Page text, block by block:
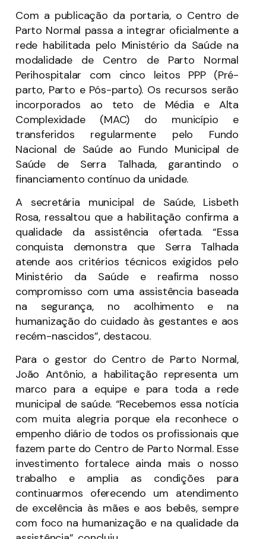
Com a publicação da portaria, o Centro de
Parto Normal passa a integrar oficialmente a
rede habilitada pelo Ministério da Saúde na
modalidade de Centro de Parto Normal
Perihospitalar com cinco leitos PPP (Pré-
parto, Parto e Pós-parto). Os recursos serão
incorporados ao teto de Média e Alta
Complexidade (MAC) do município e
transferidos regularmente pelo Fundo
Nacional de Saúde ao Fundo Municipal de
Saúde de Serra Talhada, garantindo o
financiamento contínuo da unidade.
A secretária municipal de Saúde, Lisbeth
Rosa, ressaltou que a habilitação confirma a
qualidade da assistência ofertada. “Essa
conquista demonstra que Serra Talhada
atende aos critérios técnicos exigidos pelo
Ministério da Saúde e reafirma nosso
compromisso com uma assistência baseada
na segurança, no acolhimento e na
humanização do cuidado às gestantes e aos
recém-nascidos”, destacou.
Para o gestor do Centro de Parto Normal,
João Antônio, a habilitação representa um
marco para a equipe e para toda a rede
municipal de saúde. “Recebemos essa notícia
com muita alegria porque ela reconhece o
empenho diário de todos os profissionais que
fazem parte do Centro de Parto Normal. Esse
investimento fortalece ainda mais o nosso
trabalho e amplia as condições para
continuarmos oferecendo um atendimento
de excelência às mães e aos bebês, sempre
com foco na humanização e na qualidade da